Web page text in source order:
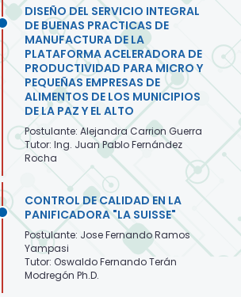
DISEÑO DEL SERVICIO INTEGRAL
DE BUENAS PRACTICAS DE
MANUFACTURA DE LA
PLATAFORMA ACELERADORA DE
PRODUCTIVIDAD PARA MICRO Y
PEQUEÑAS EMPRESAS DE
ALIMENTOS DE LOS MUNICIPIOS
DE LA PAZ Y EL ALTO
Postulante: Alejandra Carrion Guerra
Tutor: Ing. Juan Pablo Fernández
Rocha
CONTROL DE CALIDAD EN LA
PANIFICADORA "LA SUISSE"
Postulante: Jose Fernando Ramos
Yampasi
Tutor: Oswaldo Fernando Terán
Modregón Ph.D.